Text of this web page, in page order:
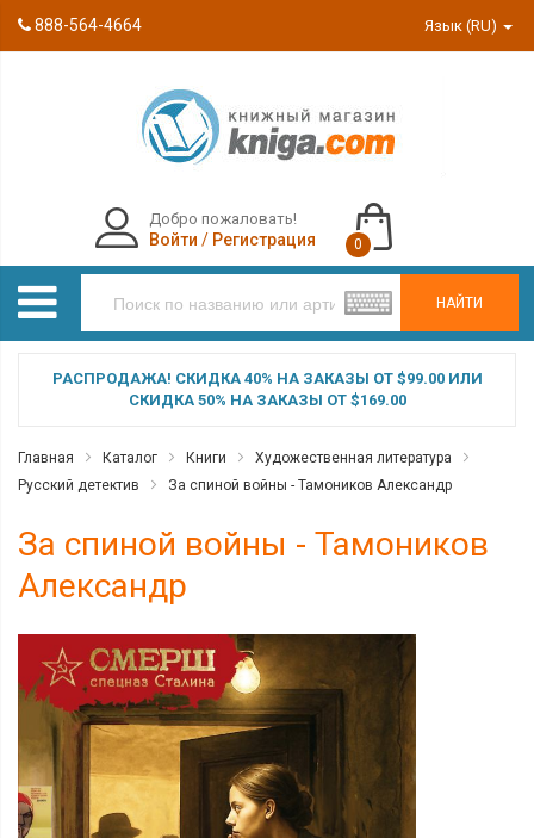
888-564-4664 Язык (RU)
НАЙТИ
Добро пожаловать!
Войти / Регистрация 0
РАСПРОДАЖА! СКИДКА 40% НА ЗАКАЗЫ ОТ $99.00 ИЛИ
СКИДКА 50% НА ЗАКАЗЫ ОТ $169.00
Главная Каталог Книги
Художественная литература
Русский детектив
За спиной войны - Тамоников Александр
За спиной войны - Тамоников
Александр